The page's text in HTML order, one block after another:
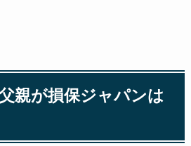
親が損保ジャパンは